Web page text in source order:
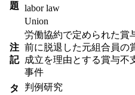
題 labor law
Union
注
記
労働協約で定められた賞
前に脱退した元組合員の
成立を理由とする賞与不
事件
タ
判例研究